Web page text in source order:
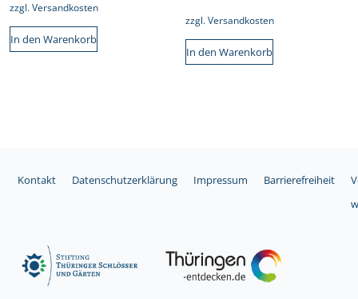
zzgl.Versandkosten
In den Warenkorb
war:
9,90 €
zzgl.Versandkosten
In den Warenkorb
Kontakt Datenschutzerklärung Impressum Barrierefreiheit